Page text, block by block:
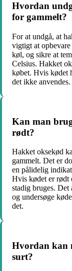
Hvordan
for gammelt?
For at undgå, at
vigtigt at
køl, og sikre at
Celsius. Hakket
købet. Hvis kødet
det ikke anvendes.
Kan man
rødt?
Hakket oksekød
gammelt. Det er
en pålidelig
Hvis kødet er rødt
stadig bruges. Det
og undersøge
det.
Hvordan kan
surt?